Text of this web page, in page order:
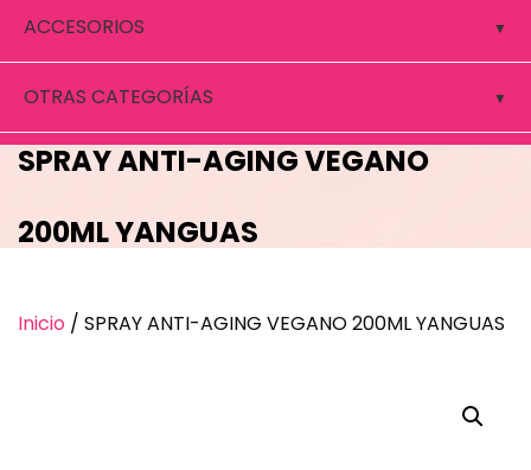
ACCESORIOS
OTRAS CATEGORÍAS
SPRAY ANTI-AGING VEGANO
200ML YANGUAS
Inicio / SPRAY ANTI-AGING VEGANO 200ML YANGUAS